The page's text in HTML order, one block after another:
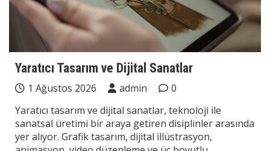
Yaratıcı Tasarım ve Dijital Sanatlar
1 Ağustos 2026 admin
0
Yaratıcı tasarım ve dijital sanatlar, teknoloji ile
sanatsal üretimi bir araya getiren disiplinler arasında
yer alıyor. Grafik tasarım, dijital illüstrasyon,